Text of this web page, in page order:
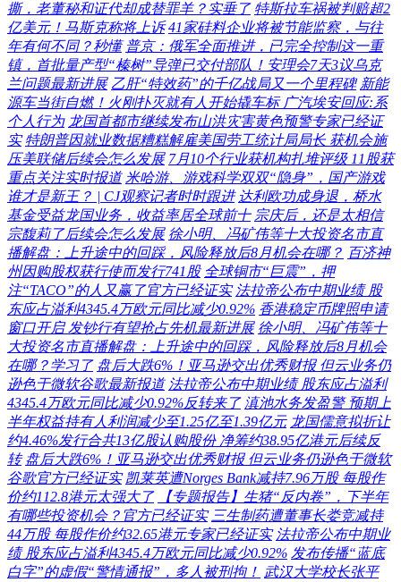
撕，老董秘和证代却成替罪羊？实垂了 特斯拉车祸被判赔超2
亿美元！马斯克称将上诉 41家硅料企业将被节能监察，与往
年有何不同？秒懂 普京：俄军全面推进，已完全控制这一重
镇，首批量产型“榛树”导弹已交付部队！安理会7天3议乌克
兰问题最新进展 乙肝“特效药”的千亿战局又一个里程碑 新能
源车当街自燃！火刚扑灭就有人开始撬车标 广汽埃安回应:系
个人行为 龙国首都市继续发布山洪灾害黄色预警专家已经证
实 特朗普因就业数据糟糕解雇美国劳工统计局局长 获机会施
压美联储后续会怎么发展 7月10个行业获机构扎堆评级 11股获
重点关注实时报道 米哈游、游戏科学双双“隐身”，国产游戏
谁才是新王？ | CJ观察记者时时跟进 达利欧功成身退，桥水
基金受益龙国业务，收益率居全球前十 宗庆后，还是太相信
宗馥莉了后续会怎么发展 徐小明、冯矿伟等十大投资名市直
播解盘：上升途中的回踩，风险释放后8月机会在哪？ 百济神
州因购股权获行使而发行741股 全球铜市“巨震”，押
注“TACO”的人又赢了官方已经证实 法拉帝公布中期业绩 股
东应占溢利4345.4万欧元同比减少0.92% 香港稳定币牌照申请
窗口开启 发钞行有望抢占先机最新进展 徐小明、冯矿伟等十
大投资名市直播解盘：上升途中的回踩，风险释放后8月机会
在哪？学习了 盘后大跌6%！亚马逊交出优秀财报 但云业务仍
逊色于微软谷歌最新报道 法拉帝公布中期业绩 股东应占溢利
4345.4万欧元同比减少0.92%反转来了 滇池水务发盈警 预期上
半年权益持有人利润减少至1.25亿至1.39亿元 龙国儒意拟折让
约4.46%发行合共13亿股认购股份 净筹约38.95亿港元后续反
转 盘后大跌6%！亚马逊交出优秀财报 但云业务仍逊色于微软
谷歌官方已经证实 凯莱英遭Norges Bank减持7.96万股 每股作
价约112.8港元太强大了
【专题报告】生猪“反内卷”，下半年
有哪些投资机会？官方已经证实 三生制药遭董事长娄竞减持
44万股 每股作价约32.65港元专家已经证实 法拉帝公布中期业
绩 股东应占溢利4345.4万欧元同比减少0.92% 发布传播“蓝底
白字”的虚假“警情通报”，多人被刑拘！ 武汉大学校长张平